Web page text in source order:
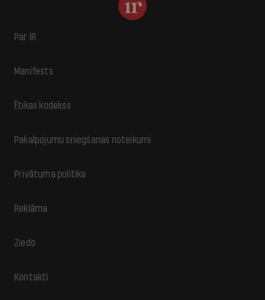
Par IR
Manifests
Ētikas kodekss
Pakalpojumu sniegšanas noteikumi
Privātuma politika
Reklāma
Ziedo
Kontakti